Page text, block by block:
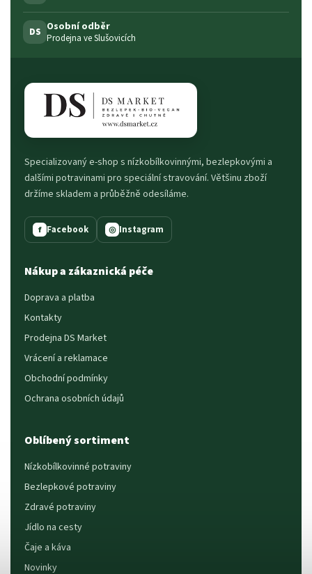
DS Osobní odběr
Prodejna ve Slušovicích
Specializovaný e-shop s nízkobílkovinnými, bezlepkovými a
dalšími potravinami pro speciální stravování. Většinu zboží
držíme skladem a průběžně odesíláme.
f Facebook ◎ Instagram
Nákup a zákaznická péče
Doprava a platba
Kontakty
Prodejna DS Market
Vrácení a reklamace
Obchodní podmínky
Ochrana osobních údajů
Oblíbený sortiment
Nízkobílkovinné potraviny
Bezlepkové potraviny
Zdravé potraviny
Jídlo na cesty
Čaje a káva
Novinky